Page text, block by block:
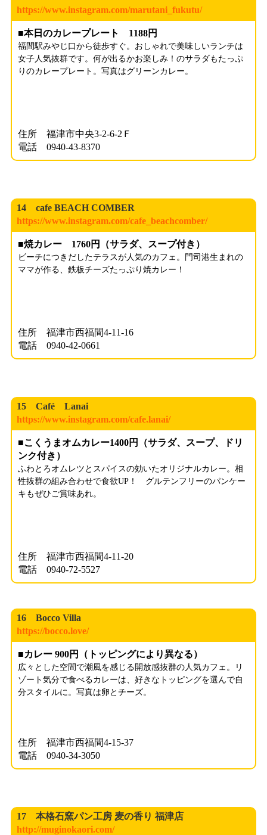
https://www.instagram.com/marutani_fukutu/
■本日のカレープレート 1188円
福間駅みやじ口から徒歩すぐ。おしゃれで美味しいランチは
女子人気抜群です。何が出るかお楽しみ！のサラダもたっぷ
りのカレープレート。写真はグリーンカレー。
住所 福津市中央3-2-6-2Ｆ
電話 0940-43-8370
14 cafe BEACH COMBER
https://www.instagram.com/cafe_beachcomber/
■焼カレー 1760円（サラダ、スープ付き）
ビーチにつきだしたテラスが人気のカフェ。門司港生まれの
ママが作る、鉄板チーズたっぷり焼カレー！
住所 福津市西福間4-11-16
電話 0940-42-0661
15 Café Lanai
https://www.instagram.com/cafe.lanai/
■こくうまオムカレー1400円（サラダ、スープ、ドリ
ンク付き）
ふわとろオムレツとスパイスの効いたオリジナルカレー。相
性抜群の組み合わせで食欲UP！ グルテンフリーのパンケー
キもぜひご賞味あれ。
住所 福津市西福間4-11-20
電話 0940-72-5527
16 Bocco Villa
https://bocco.love/
■カレー 900円（トッピングにより異なる）
広々とした空間で潮風を感じる開放感抜群の人気カフェ。リ
ゾート気分で食べるカレーは、好きなトッピングを選んで自
分スタイルに。写真は卵とチーズ。
住所 福津市西福間4-15-37
電話 0940-34-3050
17 本格石窯パン工房 麦の香り 福津店
http://muginokaori.com/